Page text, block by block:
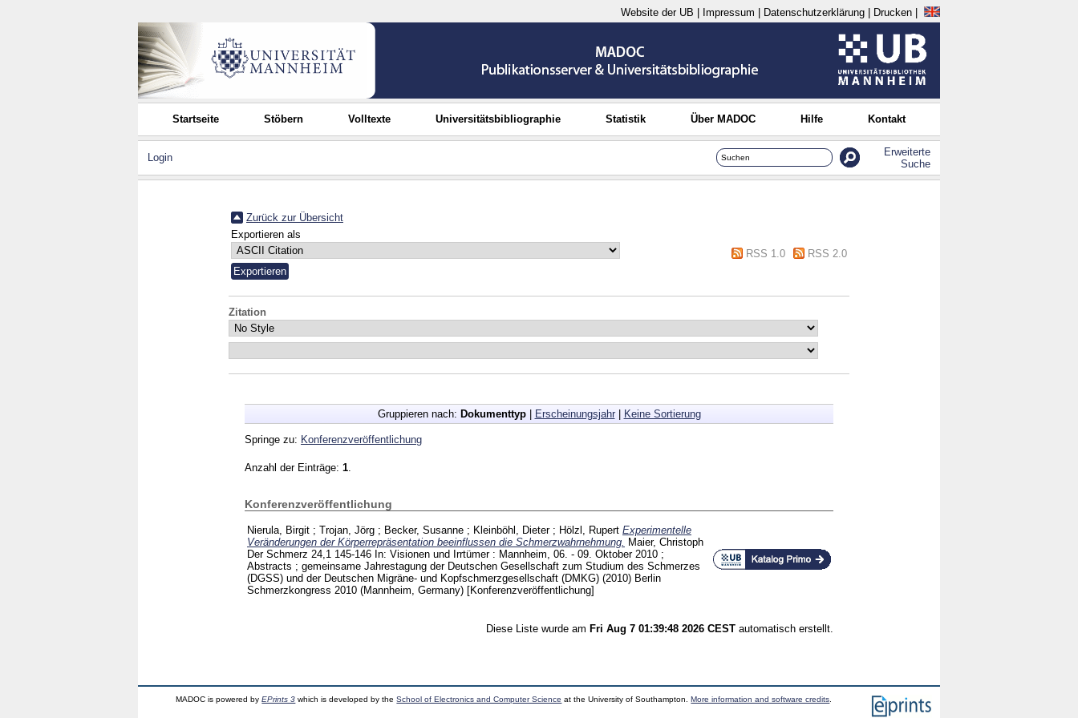
Website der UB Impressum Datenschutzerklärung Drucken
Startseite Stöbern Volltexte Universitätsbibliographie Statistik Über MADOC Hilfe Kontakt
Login
Erweiterte
Suche
Zurück zur Übersicht
Exportieren als
RSS 1.0
RSS 2.0
Zitation
Gruppieren nach: Dokumenttyp| Erscheinungsjahr| Keine Sortierung
Springe zu: Konferenzveröffentlichung
Anzahl der Einträge: 1
Konferenzveröffentlichung
Nierula, Birgit ; Trojan, Jörg ; Becker, Susanne ; Kleinböhl, Dieter; Hölzl, Rupert Experimentelle
Veränderungen der Körperrepräsentation beeinflussen die Schmerzwahrnehmung.
Maier, Christoph
Der Schmerz 24,1 145-146 In: Visionen und Irrtümer : Mannheim, 06. - 09. Oktober 2010 ;
Abstracts ; gemeinsame Jahrestagung der Deutschen Gesellschaft zum Studium des Schmerzes
(DGSS) und der Deutschen Migräne- und Kopfschmerzgesellschaft (DMKG) (2010) Berlin
Schmerzkongress 2010 (Mannheim, Germany) [Konferenzveröffentlichung]
Diese Liste wurde am Fri Aug 7 01:39:48 2026 CEST automatisch erstellt.
MADOC is powered byEPrints 3 which is developed by theSchool of Electronics and Computer Science at the University of Southampton.More information and software credits